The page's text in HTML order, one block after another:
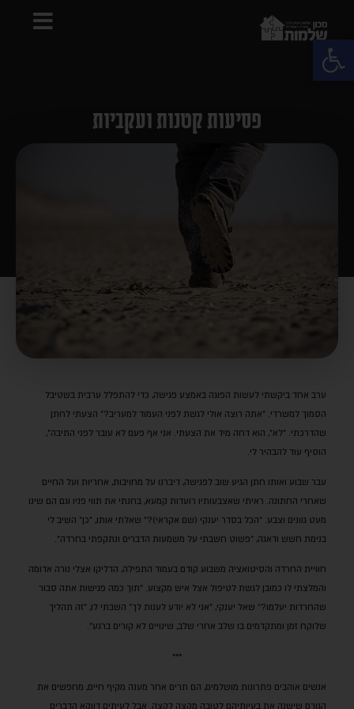
פתח סרגל נגישות
פסיעות קטנות ועקביות
ערב אחד ביקשתי לעשות הפוגה באמצע פגישה, כדי להתפלל ערבית בשטיבל
הסמוך למשרדי. "אתה רוצה אולי לגשת לפני העמוד למעריב?" הצעתי לחתן
שהדרכתי. "לא", הוא דחה מיד את הצעתי. אני אף פעם לא עובר לפני התיבה",
הוסיף עוד להבהיר לי.
עבר שבוע ואותו חתן הגיע שוב לפגישה, דיברנו על מחויבות, אחריות ועל החיים
שאחרי החתונה. ראיתי שאצבעותיו רועדות קמעא, בחנתי את תווי פניו וגם הם שינו
מעט גוונים וצבע. "הכל בסדר יענקי (שם אקראי)?" שאלתי אותו, "כן" השיב לי
בנימת חשש ודאגה, "פשוט חשבתי על משמעות הדברים ונתקפתי בחרדה".
חוויית החרדה והסיטואציה משבוע קודם בעמוד התפילה, הדליקו אצלי נורה אדומה
והמלצתי לו כמובן לגשת לטיפול אצל איש מקצוע. "תוך כמה פגישות אתה סבור
שהחרדות יעלמו?" שאל יענקי, "אני לא יודע לענות לך" השבתי לו, "זה תהליך
שלוקח זמן ומתקדמים בו שלב אחרי שלב, שינויים לא קורים ברגע".
***
אנשים אוהבים פתרונות מושלמים, הם תרים אחר מענה מקיף חיים, מחפשים את
הגורם שישנה את בעיותיהם לטובה מקצה לקצה. אבל לעיתים דווקא הדברים